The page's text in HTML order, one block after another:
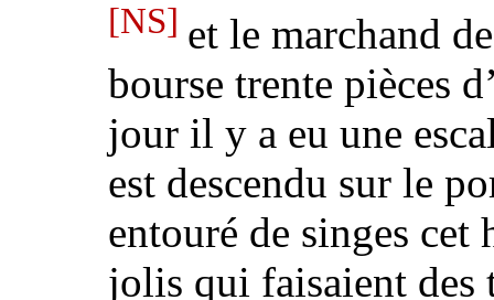
[NS] et le marchand
bourse trente pièces
jour il y a eu une
est descendu sur le
entouré de singes cet
jolis qui faisaient des